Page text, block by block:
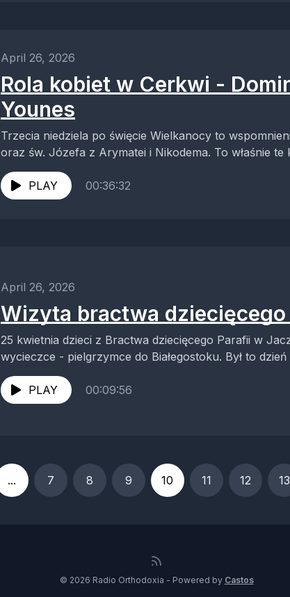
April 26, 2026
Rola kobiet w Cerkwi -
Younes
Trzecia niedziela po święcie Wielkanocy to
oraz św. Józefa z Arymatei i Nikodema. To właśnie te
PLAY 00:36:32
April 26, 2026
Wizyta bractwa
25 kwietnia dzieci z Bractwa dziecięcego Parafii w
wycieczce - pielgrzymce do Białegostoku. Był to
PLAY 00:09:56
... 7 8 9 10 11 12 13
© 2026 Radio Orthodoxia - Powered by Castos